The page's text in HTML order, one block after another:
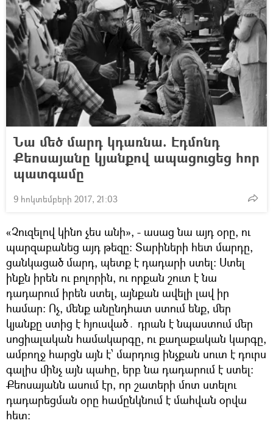
Նա մեծ մարդ կդառնա. Էդմոնդ
Քեոսայանը կյանքով ապացուցեց հոր
պատգամը
9 հոկտեմբերի 2017, 21:03
«Չուզելով կինո չես անի», - ասաց նա այդ օրը, ու
պարզաբանեց այդ թեզը։ Տարիների հետ մարդը,
ցանկացած մարդ, պետք է դադարի ստել։ Ստել
ինքն իրեն ու բոլորին, ու որքան շուտ է նա
դադարում իրեն ստել, այնքան ավելի լավ իր
համար։ Ոչ, մենք անընդհատ ստում ենք, մեր
կյանքը ստից է հյուսված․ դրան է նպաստում մեր
սոցիալական համակարգը, ու քաղաքական կարգը,
ամբողջ հարցն այն է՝ մարդուց ինչքան սուտ է դուրս
գալիս մինչ այն պահը, երբ նա դադարում է ստել։
Քեոսայանն ասում էր, որ շատերի մոտ ստելու
դադարեցման օրը համընկնում է մահվան օրվա
հետ։